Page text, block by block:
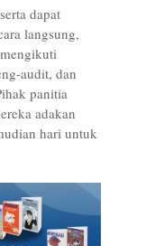
dapat
langsung,
audit, dan
panitia
adakan
hari untuk